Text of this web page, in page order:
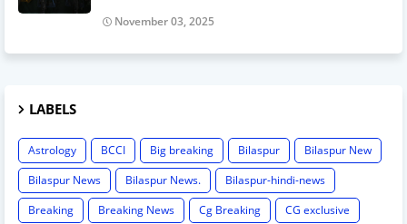
November 03, 2025
LABELS
Astrology BCCI Big breaking Bilaspur
Bilaspur New
Bilaspur News
Bilaspur News.
Bilaspur-hindi-news
Breaking
Breaking News Cg Breaking
CG exclusive